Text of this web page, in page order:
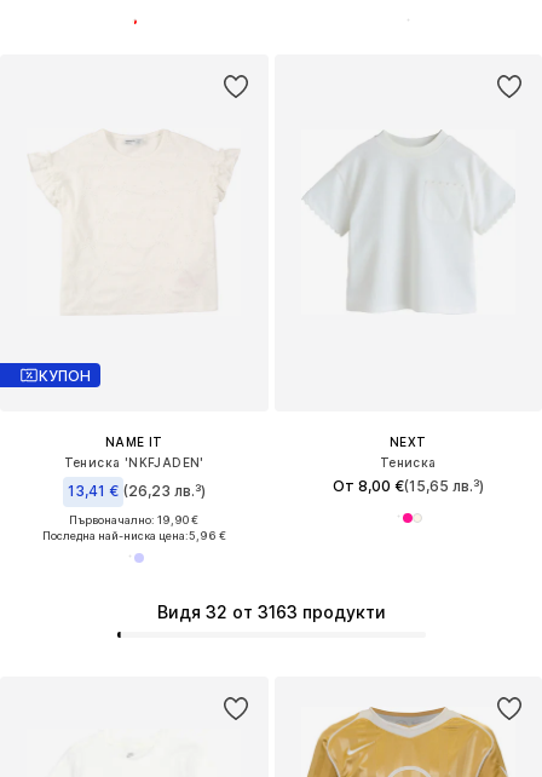
КУПОН
NAME IT
Тениска 'NKFJADEN'
13,41 € (26,23 лв.³)
Първоначално: 19,90 €
Последна най-ниска цена:5,96 €
NEXT
Тениска
От 8,00 €(15,65 лв.³)
Видя 32 от 3163 продукти